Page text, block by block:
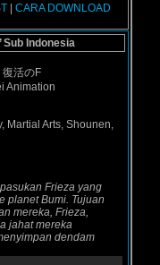
| CARA DOWNLOAD
Sub Indonesia
活のF
Animation
Martial Arts, Shounen,
Frieza yang
planet Bumi. Tujuan
mereka, Frieza,
jahat mereka
dendam